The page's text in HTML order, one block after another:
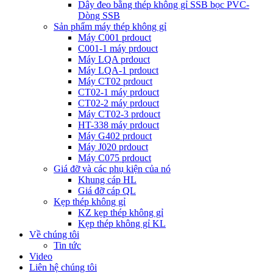
Dây đeo bằng thép không gỉ SSB bọc PVC-
Dòng SSB
Sản phẩm máy thép không gỉ
Máy C001 prdouct
C001-1 máy prdouct
Máy LQA prdouct
Máy LQA-1 prdouct
Máy CT02 prdouct
CT02-1 máy prdouct
CT02-2 máy prdouct
Máy CT02-3 prdouct
HT-338 máy prdouct
Máy G402 prdouct
Máy J020 prdouct
Máy C075 prdouct
Giá đỡ và các phụ kiện của nó
Khung cáp HL
Giá đỡ cáp QL
Kẹp thép không gỉ
KZ kẹp thép không gỉ
Kẹp thép không gỉ KL
Về chúng tôi
Tin tức
Video
Liên hệ chúng tôi